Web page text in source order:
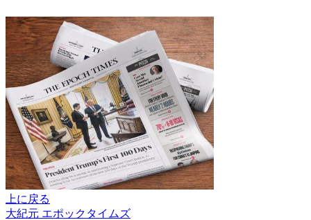
上に戻る
大紀元 エポックタイムズ